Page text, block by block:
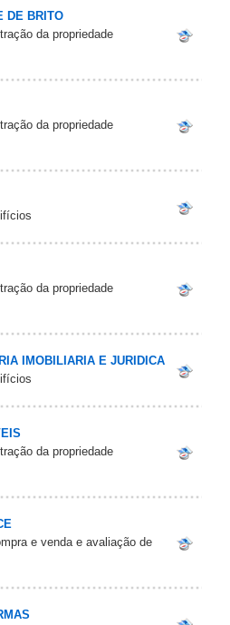
DE BRITO
da propriedade
da propriedade
da propriedade
IMOBILIARIA E JURIDICA
da propriedade
e venda e avaliação de